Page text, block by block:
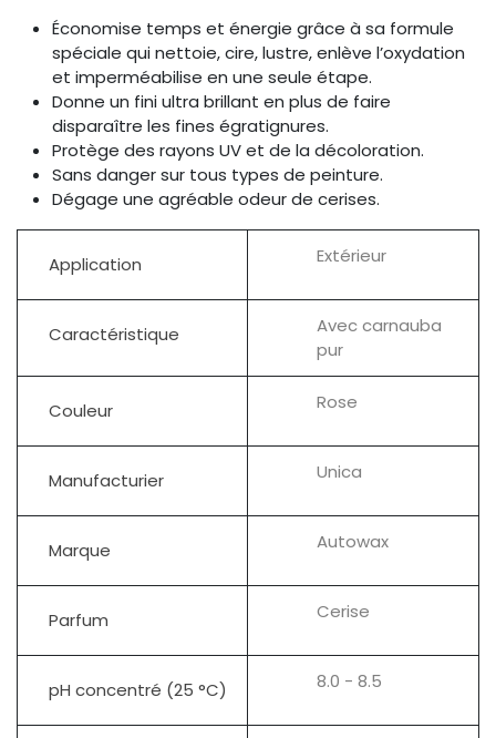
Économise temps et énergie grâce à sa formule
spéciale qui nettoie, cire, lustre, enlève l’oxydation
et imperméabilise en une seule étape.
Donne un fini ultra brillant en plus de faire
disparaître les fines égratignures.
Protège des rayons UV et de la décoloration.
Sans danger sur tous types de peinture.
Dégage une agréable odeur de cerises.
Application Extérieur
Caractéristique
Avec carnauba
pur
Couleur Rose
Manufacturier Unica
Marque Autowax
Parfum Cerise
pH concentré (25 °C) 8.0 - 8.5